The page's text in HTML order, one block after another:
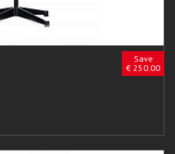
Save
€ 250.00